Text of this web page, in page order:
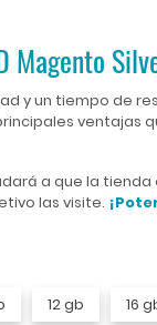
Magento
y un tiempo de
ventajas
a que la
las visite.
12 gb 16